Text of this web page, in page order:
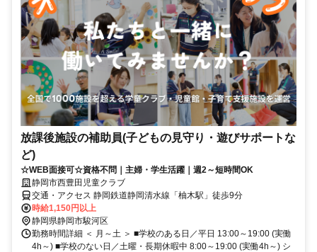
放課後施設の補助員(子どもの見守り・遊びサポートな
ど)
☆WEB面接可☆資格不問｜主婦・学生活躍｜週2～短時間OK
静岡市西豊田児童クラブ
交通・アクセス 静岡鉄道静岡清水線「柚木駅」徒歩9分
時給1,150円以上
静岡県静岡市駿河区
勤務時間詳細 ＜ 月～土 ＞ ■学校のある日／平日 13:00～19:00 (実働
4h～) ■学校のない日／土曜・長期休暇中 8:00～19:00 (実働4h～) シ